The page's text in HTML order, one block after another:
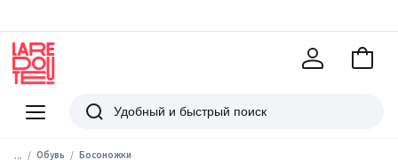
Меню
Redoute
Поиск
В
... Обувь Босоножки